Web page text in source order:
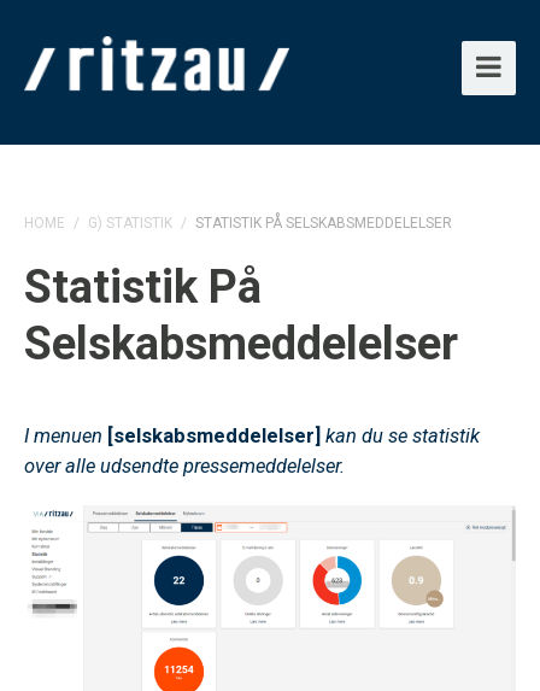
HOME / G) STATISTIK / STATISTIK PÅ SELSKABSMEDDELELSER
Statistik På
Selskabsmeddelelser
I menuen [selskabsmeddelelser] kan du se statistik
over alle udsendte pressemeddelelser.